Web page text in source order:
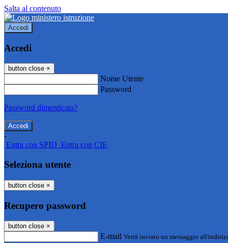
Salta al contenuto
Accedi
Accedi
button close ×
Nome Utente
Password
Password dimenticata?
-
Entra con SPID Entra con CIE
Seleziona utente
button close ×
Recupero password
button close ×
E-mail Verrà inviato un messaggio